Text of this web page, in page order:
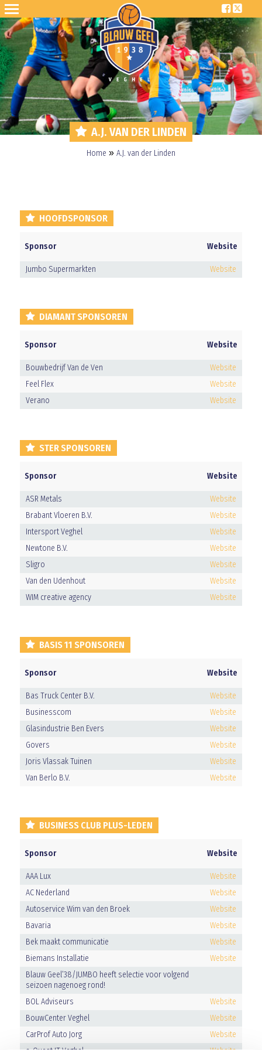
A.J. VAN DER LINDEN
Home » A.J. van der Linden
HOOFDSPONSOR
Sponsor Website
Jumbo Supermarkten Website
DIAMANT SPONSOREN
Sponsor Website
Bouwbedrijf Van de Ven
Website
Feel Flex
Website
Verano
Website
STER SPONSOREN
Sponsor Website
ASR Metals
Website
Brabant Vloeren B.V.
Website
Intersport Veghel
Website
Newtone B.V.
Website
Sligro
Website
Van den Udenhout
Website
WIM creative agency
Website
BASIS 11 SPONSOREN
Sponsor Website
Bas Truck Center B.V.
Website
Businesscom
Website
Glasindustrie Ben Evers
Website
Govers
Website
Joris Vlassak Tuinen
Website
Van Berlo B.V.
Website
BUSINESS CLUB PLUS-LEDEN
Sponsor Website
AAA Lux
Website
AC Nederland
Website
Autoservice Wim van den Broek
Website
Bavaria
Website
Bek maakt communicatie
Website
Biemans Installatie
Website
Blauw Geel’38/JUMBO heeft selectie voor volgend
seizoen nagenoeg rond!
BOL Adviseurs
Website
BouwCenter Veghel
Website
CarProf Auto Jorg
Website